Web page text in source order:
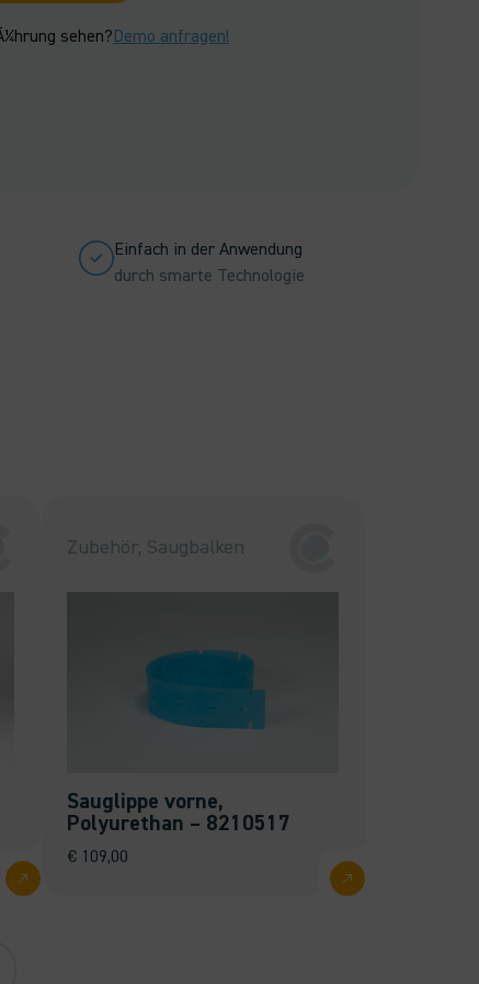
sehen?Demo anfragen!
Einfach in der Anwendung
durch smarte Technologie
Zubehör, Saugbalken
Sauglippe vorne,
Polyurethan – 8210517
€ 109,00